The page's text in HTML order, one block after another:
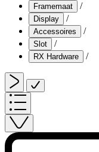
Framemaat /
Display /
Accessoires /
Slot /
RX Hardware /